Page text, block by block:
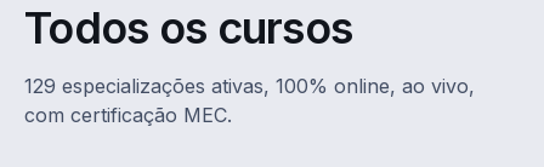
Todos os cursos
129 especializações ativas, 100% online, ao vivo,
com certificação MEC.